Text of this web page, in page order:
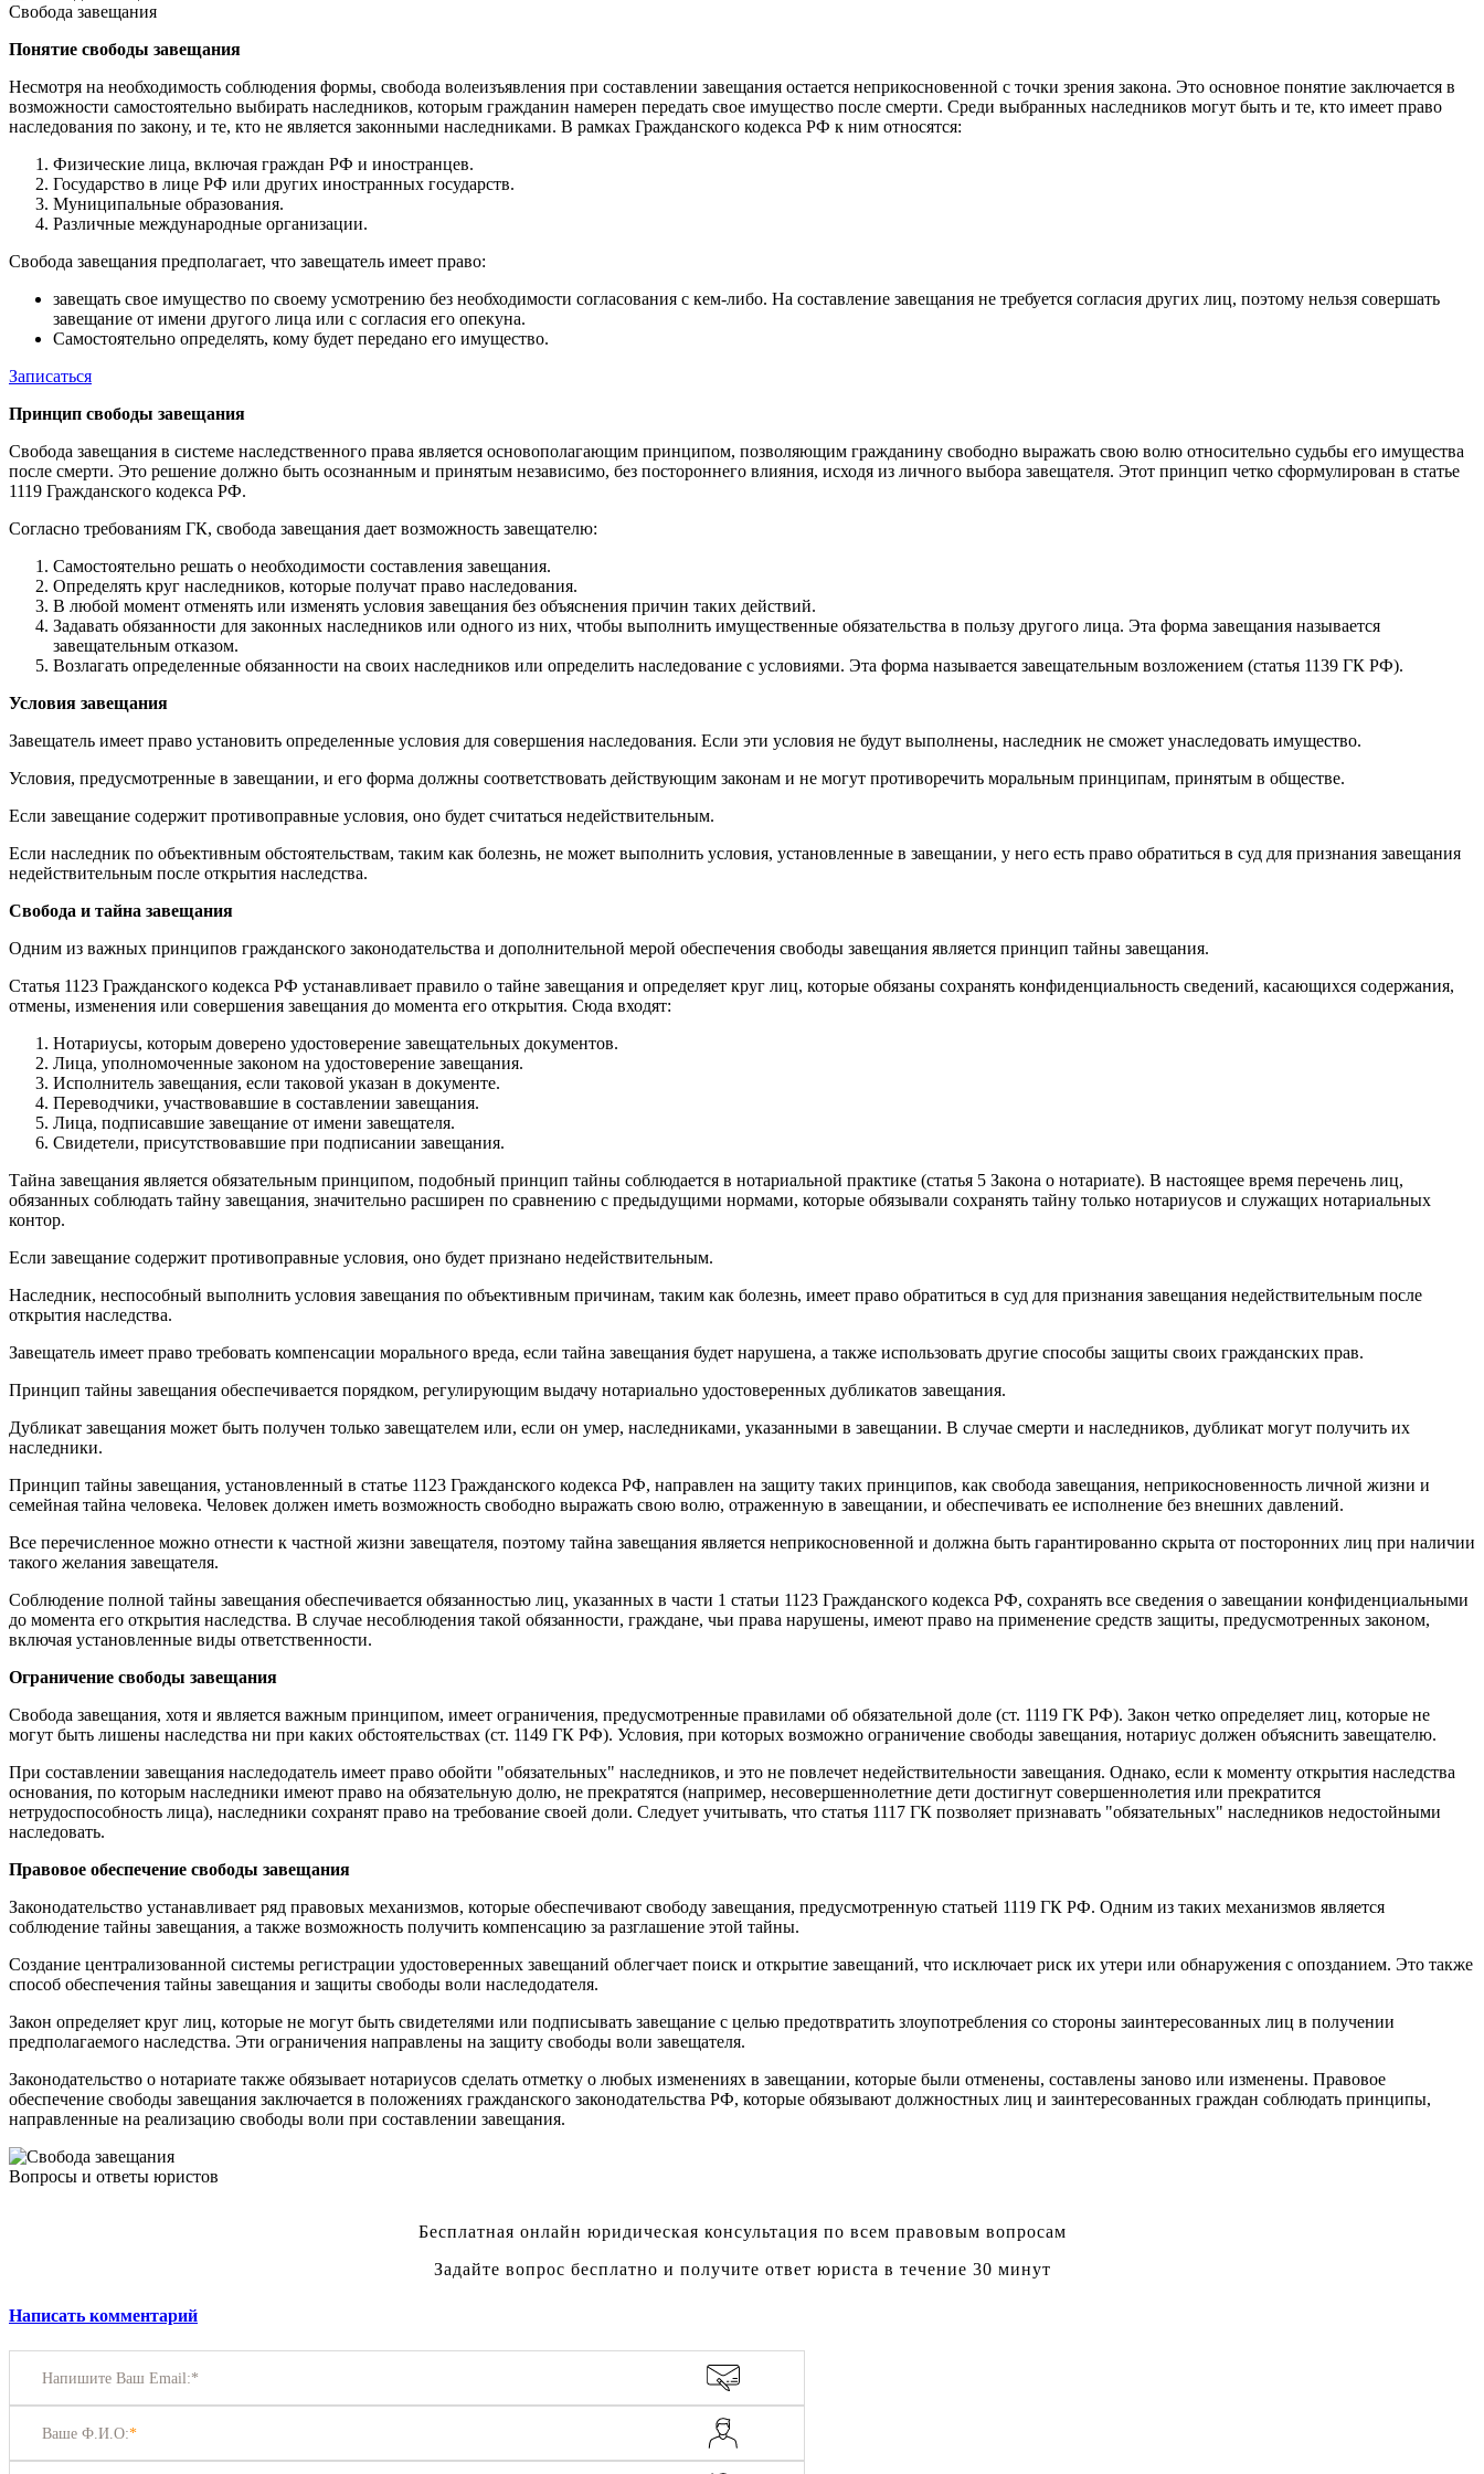
Свобода завещания
Понятие свободы завещания
Несмотря на необходимость соблюдения формы, свобода волеизъявления при составлении завещания остается неприкосновенной с точки зрения закона. Это основное понятие заключается в
возможности самостоятельно выбирать наследников, которым гражданин намерен передать свое имущество после смерти. Среди выбранных наследников могут быть и те, кто имеет право
наследования по закону, и те, кто не является законными наследниками. В рамках Гражданского кодекса РФ к ним относятся:
Физические лица, включая граждан РФ и иностранцев.
Государство в лице РФ или других иностранных государств.
Муниципальные образования.
Различные международные организации.
Свобода завещания предполагает, что завещатель имеет право:
завещать свое имущество по своему усмотрению без необходимости согласования с кем-либо. На составление завещания не требуется согласия других лиц, поэтому нельзя совершать
завещание от имени другого лица или с согласия его опекуна.
Самостоятельно определять, кому будет передано его имущество.
Записаться
Принцип свободы завещания
Свобода завещания в системе наследственного права является основополагающим принципом, позволяющим гражданину свободно выражать свою волю относительно судьбы его имущества
после смерти. Это решение должно быть осознанным и принятым независимо, без постороннего влияния, исходя из личного выбора завещателя. Этот принцип четко сформулирован в статье
1119 Гражданского кодекса РФ.
Согласно требованиям ГК, свобода завещания дает возможность завещателю:
Самостоятельно решать о необходимости составления завещания.
Определять круг наследников, которые получат право наследования.
В любой момент отменять или изменять условия завещания без объяснения причин таких действий.
Задавать обязанности для законных наследников или одного из них, чтобы выполнить имущественные обязательства в пользу другого лица. Эта форма завещания называется
завещательным отказом.
Возлагать определенные обязанности на своих наследников или определить наследование с условиями. Эта форма называется завещательным возложением (статья 1139 ГК РФ).
Условия завещания
Завещатель имеет право установить определенные условия для совершения наследования. Если эти условия не будут выполнены, наследник не сможет унаследовать имущество.
Условия, предусмотренные в завещании, и его форма должны соответствовать действующим законам и не могут противоречить моральным принципам, принятым в обществе.
Если завещание содержит противоправные условия, оно будет считаться недействительным.
Если наследник по объективным обстоятельствам, таким как болезнь, не может выполнить условия, установленные в завещании, у него есть право обратиться в суд для признания завещания
недействительным после открытия наследства.
Свобода и тайна завещания
Одним из важных принципов гражданского законодательства и дополнительной мерой обеспечения свободы завещания является принцип тайны завещания.
Статья 1123 Гражданского кодекса РФ устанавливает правило о тайне завещания и определяет круг лиц, которые обязаны сохранять конфиденциальность сведений, касающихся содержания,
отмены, изменения или совершения завещания до момента его открытия. Сюда входят:
Нотариусы, которым доверено удостоверение завещательных документов.
Лица, уполномоченные законом на удостоверение завещания.
Исполнитель завещания, если таковой указан в документе.
Переводчики, участвовавшие в составлении завещания.
Лица, подписавшие завещание от имени завещателя.
Свидетели, присутствовавшие при подписании завещания.
Тайна завещания является обязательным принципом, подобный принцип тайны соблюдается в нотариальной практике (статья 5 Закона о нотариате). В настоящее время перечень лиц,
обязанных соблюдать тайну завещания, значительно расширен по сравнению с предыдущими нормами, которые обязывали сохранять тайну только нотариусов и служащих нотариальных
контор.
Если завещание содержит противоправные условия, оно будет признано недействительным.
Наследник, неспособный выполнить условия завещания по объективным причинам, таким как болезнь, имеет право обратиться в суд для признания завещания недействительным после
открытия наследства.
Завещатель имеет право требовать компенсации морального вреда, если тайна завещания будет нарушена, а также использовать другие способы защиты своих гражданских прав.
Принцип тайны завещания обеспечивается порядком, регулирующим выдачу нотариально удостоверенных дубликатов завещания.
Дубликат завещания может быть получен только завещателем или, если он умер, наследниками, указанными в завещании. В случае смерти и наследников, дубликат могут получить их
наследники.
Принцип тайны завещания, установленный в статье 1123 Гражданского кодекса РФ, направлен на защиту таких принципов, как свобода завещания, неприкосновенность личной жизни и
семейная тайна человека. Человек должен иметь возможность свободно выражать свою волю, отраженную в завещании, и обеспечивать ее исполнение без внешних давлений.
Все перечисленное можно отнести к частной жизни завещателя, поэтому тайна завещания является неприкосновенной и должна быть гарантированно скрыта от посторонних лиц при наличии
такого желания завещателя.
Соблюдение полной тайны завещания обеспечивается обязанностью лиц, указанных в части 1 статьи 1123 Гражданского кодекса РФ, сохранять все сведения о завещании конфиденциальными
до момента его открытия наследства. В случае несоблюдения такой обязанности, граждане, чьи права нарушены, имеют право на применение средств защиты, предусмотренных законом,
включая установленные виды ответственности.
Ограничение свободы завещания
Свобода завещания, хотя и является важным принципом, имеет ограничения, предусмотренные правилами об обязательной доле (ст. 1119 ГК РФ). Закон четко определяет лиц, которые не
могут быть лишены наследства ни при каких обстоятельствах (ст. 1149 ГК РФ). Условия, при которых возможно ограничение свободы завещания, нотариус должен объяснить завещателю.
При составлении завещания наследодатель имеет право обойти "обязательных" наследников, и это не повлечет недействительности завещания. Однако, если к моменту открытия наследства
основания, по которым наследники имеют право на обязательную долю, не прекратятся (например, несовершеннолетние дети достигнут совершеннолетия или прекратится
нетрудоспособность лица), наследники сохранят право на требование своей доли. Следует учитывать, что статья 1117 ГК позволяет признавать "обязательных" наследников недостойными
наследовать.
Правовое обеспечение свободы завещания
Законодательство устанавливает ряд правовых механизмов, которые обеспечивают свободу завещания, предусмотренную статьей 1119 ГК РФ. Одним из таких механизмов является
соблюдение тайны завещания, а также возможность получить компенсацию за разглашение этой тайны.
Создание централизованной системы регистрации удостоверенных завещаний облегчает поиск и открытие завещаний, что исключает риск их утери или обнаружения с опозданием. Это также
способ обеспечения тайны завещания и защиты свободы воли наследодателя.
Закон определяет круг лиц, которые не могут быть свидетелями или подписывать завещание с целью предотвратить злоупотребления со стороны заинтересованных лиц в получении
предполагаемого наследства. Эти ограничения направлены на защиту свободы воли завещателя.
Законодательство о нотариате также обязывает нотариусов сделать отметку о любых изменениях в завещании, которые были отменены, составлены заново или изменены. Правовое
обеспечение свободы завещания заключается в положениях гражданского законодательства РФ, которые обязывают должностных лиц и заинтересованных граждан соблюдать принципы,
направленные на реализацию свободы воли при составлении завещания.
Вопросы и ответы юристов
Бесплатная онлайн юридическая консультация по всем правовым вопросам
Задайте вопрос бесплатно и получите ответ юриста в течение 30 минут
Написать комментарий
Напишите Ваш Email:*
Ваше Ф.И.О:*